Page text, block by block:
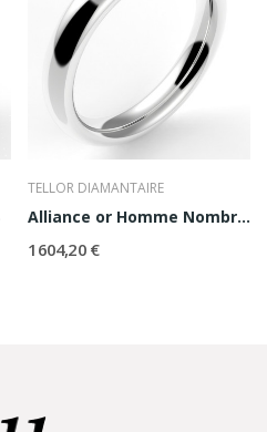
TELLOR DIAMANTAIRE
Alliance or Homme Nombre d'Or 4
1 604,20 €